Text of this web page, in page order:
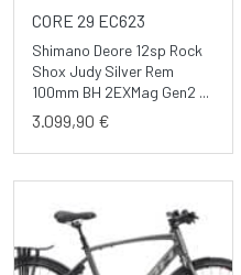
CORE 29 EC623
Shimano Deore 12sp Rock
Shox Judy Silver Rem
100mm BH 2EXMag Gen2 ...
3.099,90 €